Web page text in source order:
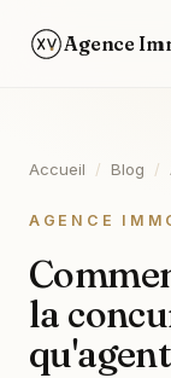
Agence
Accueil / Blog /
AGENCE
la